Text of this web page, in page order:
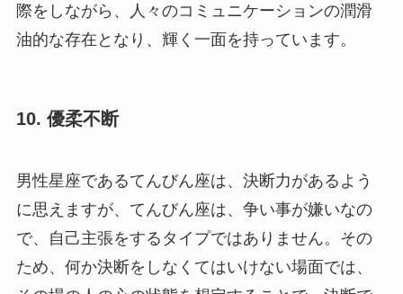
際をしながら、人々のコミュニケーションの潤滑
油的な存在となり、輝く一面を持っています。
10. 優柔不断
男性星座であるてんびん座は、決断力があるよう
に思えますが、てんびん座は、争い事が嫌いなの
で、自己主張をするタイプではありません。その
ため、何か決断をしなくてはいけない場面では、